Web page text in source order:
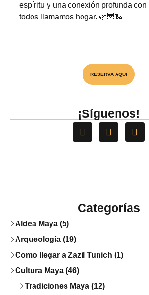
espíritu y una conexión profunda
todos llamamos hogar. 🌿🦉🐍
RESERVA AQUI
¡Síguenos!
Categorías
Aldea Maya (5)
Arqueología (19)
Como llegar a Zazil Tunich (1)
Cultura Maya (46)
Tradiciones Maya (12)